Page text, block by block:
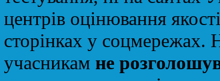
центрів оцінювання
сторінках у соцмережах.
учасникам не